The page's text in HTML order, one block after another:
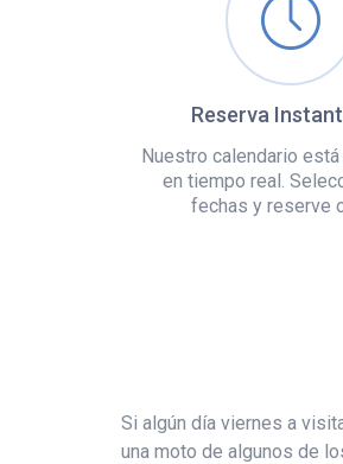
Reserva
Nuestro calendario
en tiempo real.
fechas y reserve
Si algún día viernes a
una moto de algunos de